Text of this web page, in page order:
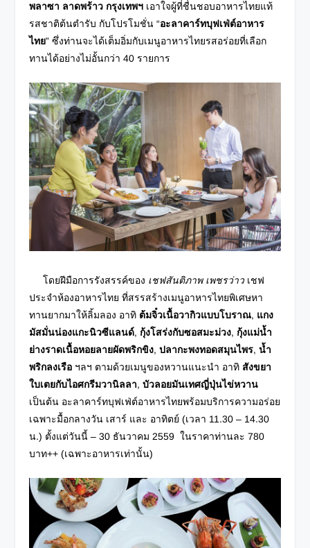
พลาซา ลาดพร้าว กรุงเทพฯ เอาใจผู้ที่ชื่นชอบอาหารไทยแท้
รสชาติต้นตำรับ กับโปรโมชั่น “อะลาคาร์ทบุฟเฟ่ต์อาหาร
ไทย” ซึ่งท่านจะได้เต็มอิ่มกับเมนูอาหารไทยรสอร่อยที่เลือก
ทานได้อย่างไม่อั้นกว่า 40 รายการ
โดยฝีมือการรังสรรค์ของ เชฟสันติภาพ เพชรว่าวเชฟ
ประจำห้องอาหารไทย ที่สรรสร้างเมนูอาหารไทยพิเศษหา
ทานยากมาให้ลิ้มลอง อาทิ ต้มจิ๋วเนื้อวากิวแบบโบราณ, แกง
มัสมั่นน่องแกะนิวซีแลนด์,กุ้งโสร่งกับซอสมะม่วง,กุ้งแม่น้ำ
ย่างราดเนื้อหอยลายผัดพริกขิง,ปลากะพงทอดสมุนไพร,น้ำ
พริกลงเรือ ฯลฯ ตามด้วยเมนูของหวานแนะนำ อาทิ สังขยา
ใบเตยกับไอศกรีมวานิลลา,บัวลอยมันเทศญี่ปุ่นไข่หวาน
เป็นต้น อะลาคาร์ทบุฟเฟ่ต์อาหารไทยพร้อมบริการความอร่อย
เฉพาะมื้อกลางวัน เสาร์ และ อาทิตย์ (เวลา 11.30 – 14.30
น.) ตั้งแต่วันนี้ – 30 ธันวาคม 2559 ในราคาท่านละ 780
บาท++ (เฉพาะอาหารเท่านั้น)